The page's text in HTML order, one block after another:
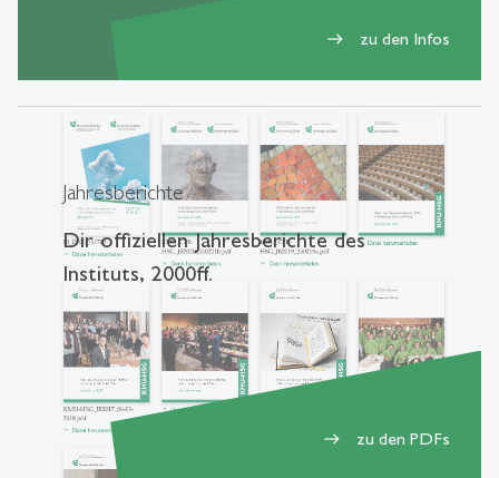
east zu den Infos
Jahresberichte
Dir offiziellen Jahresberichte des
Instituts, 2000ff.
east zu den PDFs